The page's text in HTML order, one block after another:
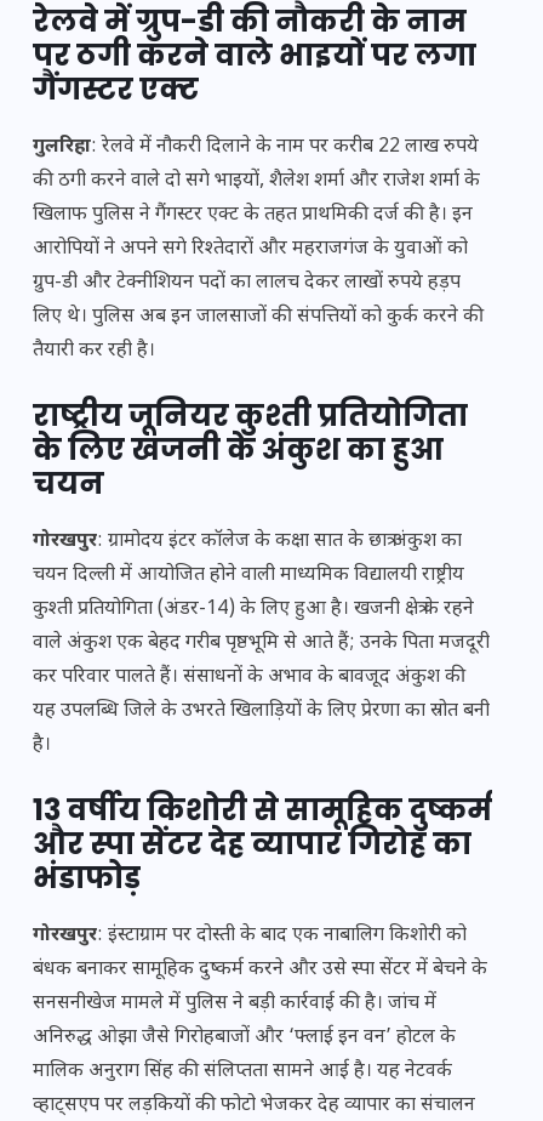
रेलवे में ग्रुप-डी की नौकरी के नाम
पर ठगी करने वाले भाइयों पर लगा
गैंगस्टर एक्ट
गुलरिहा: रेलवे में नौकरी दिलाने के नाम पर करीब 22 लाख रुपये
की ठगी करने वाले दो सगे भाइयों, शैलेश शर्मा और राजेश शर्मा के
खिलाफ पुलिस ने गैंगस्टर एक्ट के तहत प्राथमिकी दर्ज की है। इन
आरोपियों ने अपने सगे रिश्तेदारों और महराजगंज के युवाओं को
ग्रुप-डी और टेक्नीशियन पदों का लालच देकर लाखों रुपये हड़प
लिए थे। पुलिस अब इन जालसाजों की संपत्तियों को कुर्क करने की
तैयारी कर रही है।
राष्ट्रीय जूनियर कुश्ती प्रतियोगिता
के लिए खजनी के अंकुश का हुआ
चयन
गोरखपुर: ग्रामोदय इंटर कॉलेज के कक्षा सात के छात्र अंकुश का
चयन दिल्ली में आयोजित होने वाली माध्यमिक विद्यालयी राष्ट्रीय
कुश्ती प्रतियोगिता (अंडर-14) के लिए हुआ है। खजनी क्षेत्र के रहने
वाले अंकुश एक बेहद गरीब पृष्ठभूमि से आते हैं; उनके पिता मजदूरी
कर परिवार पालते हैं। संसाधनों के अभाव के बावजूद अंकुश की
यह उपलब्धि जिले के उभरते खिलाड़ियों के लिए प्रेरणा का स्रोत बनी
है।
13 वर्षीय किशोरी से सामूहिक दुष्कर्म
और स्पा सेंटर देह व्यापार गिरोह का
भंडाफोड़
गोरखपुर: इंस्टाग्राम पर दोस्ती के बाद एक नाबालिग किशोरी को
बंधक बनाकर सामूहिक दुष्कर्म करने और उसे स्पा सेंटर में बेचने के
सनसनीखेज मामले में पुलिस ने बड़ी कार्रवाई की है। जांच में
अनिरुद्ध ओझा जैसे गिरोहबाजों और ‘फ्लाई इन वन’ होटल के
मालिक अनुराग सिंह की संलिप्तता सामने आई है। यह नेटवर्क
व्हाट्सएप पर लड़कियों की फोटो भेजकर देह व्यापार का संचालन